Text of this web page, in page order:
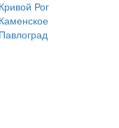
Рог